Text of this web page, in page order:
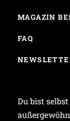
MAGAZIN
FAQ
Du bist